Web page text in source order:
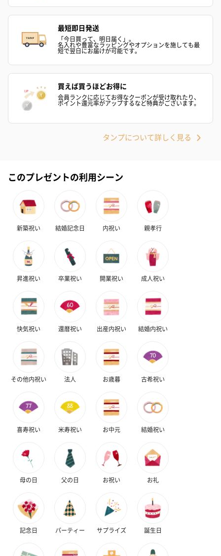
最短即日発送
「今日買って、明日届く」。
名入れや豊富なラッピングやオプションを施しても最
短で翌日にお届けが可能です。
買えば買うほどお得に
会員ランクに応じてお得なクーポンが受け取れたり、
ポイント還元率がアップするなど特典がございます。
タンプについて詳しく見る
このプレゼントの利用シーン
新築祝い 結婚記念日 内祝い 親孝行
昇進祝い 卒業祝い 開業祝い 成人祝い
快気祝い 還暦祝い 出産内祝い 結婚内祝い
その他内祝い 法人 お歳暮 古希祝い
喜寿祝い 米寿祝い お中元 結婚祝い
母の日 父の日 お祝い お礼
記念日 パーティー サプライズ 誕生日